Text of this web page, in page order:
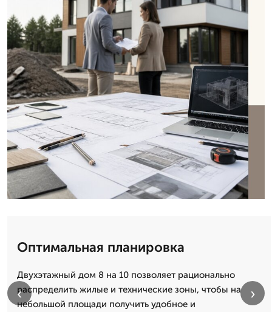
Оптимальная планировка
Двухэтажный дом 8 на 10 позволяет рационально
распределить жилые и технические зоны, чтобы на
небольшой площади получить удобное и
‹ ›